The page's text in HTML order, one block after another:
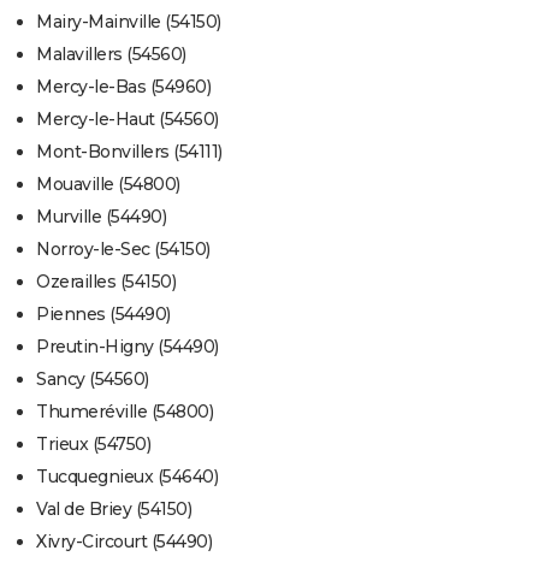
Mairy-Mainville (54150)
Malavillers (54560)
Mercy-le-Bas (54960)
Mercy-le-Haut (54560)
Mont-Bonvillers (54111)
Mouaville (54800)
Murville (54490)
Norroy-le-Sec (54150)
Ozerailles (54150)
Piennes (54490)
Preutin-Higny (54490)
Sancy (54560)
Thumeréville (54800)
Trieux (54750)
Tucquegnieux (54640)
Val de Briey (54150)
Xivry-Circourt (54490)